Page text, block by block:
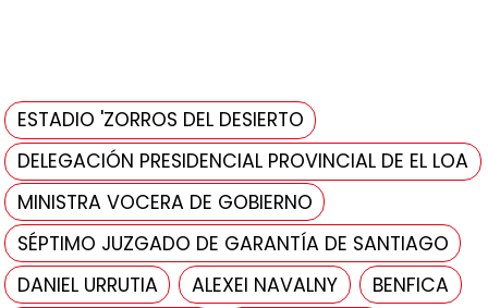
ESTADIO 'ZORROS DEL DESIERTO
DELEGACIÓN PRESIDENCIAL PROVINCIAL DE EL LOA
MINISTRA VOCERA DE GOBIERNO
SÉPTIMO JUZGADO DE GARANTÍA DE SANTIAGO
DANIEL URRUTIA
ALEXEI NAVALNY
BENFICA